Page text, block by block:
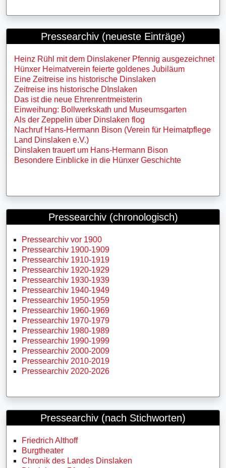
Pressearchiv (neueste Einträge)
Heinz Rühl mit dem Dinslakener Pfennig ausgezeichnet
Hünxer Heimatverein feierte goldenes Jubiläum
Eine Zeitreise ins historische Dinslaken
Zeitreise ins historische DInslaken
Das ist die neue Ehrenrentmeisterin
Einweihung: Bollwerkskath und Museumsgarten
Als der Zeppelin über Dinslaken flog
Nachruf Hans-Hermann Bison (Verein für Heimatpflege
Land Dinslaken e.V.)
Dinslaken trauert um Hans-Hermann Bison
Besondere Einblicke in die Hünxer Geschichte
Pressearchiv (chronologisch)
Pressearchiv vor 1900
Pressearchiv 1900-1909
Pressearchiv 1910-1919
Pressearchiv 1920-1929
Pressearchiv 1930-1939
Pressearchiv 1940-1949
Pressearchiv 1950-1959
Pressearchiv 1960-1969
Pressearchiv 1970-1979
Pressearchiv 1980-1989
Pressearchiv 1990-1999
Pressearchiv 2000-2009
Pressearchiv 2010-2019
Pressearchiv 2020-2026
Pressearchiv (nach Stichworten)
Friedrich Althoff
Burgtheater
Chronik des Landes Dinslaken